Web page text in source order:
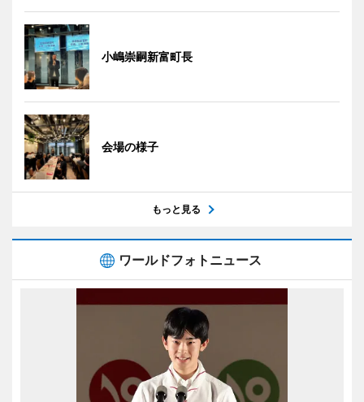
小嶋崇嗣新富町長
会場の様子
もっと見る
ワールドフォトニュース